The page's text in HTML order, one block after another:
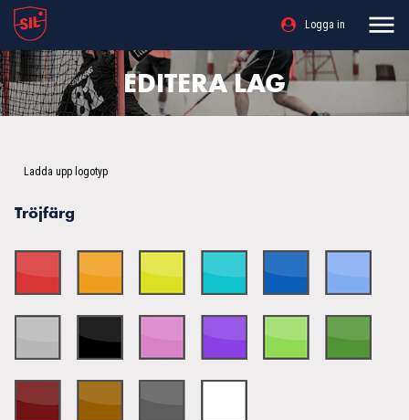
Logga in
EDITERA LAG
Ladda upp logotyp
Tröjfärg